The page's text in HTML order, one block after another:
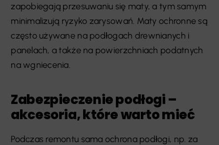
zapobiegają przesuwaniu się maty, a tym samym
minimalizują ryzyko zarysowań. Maty ochronne są
często używane na podłogach drewnianych i
panelach, a także na powierzchniach podatnych
na wgniecenia.
Zabezpieczenie podłogi –
akcesoria, które warto mieć
Podczas remontu sama ochrona podłogi, np. za